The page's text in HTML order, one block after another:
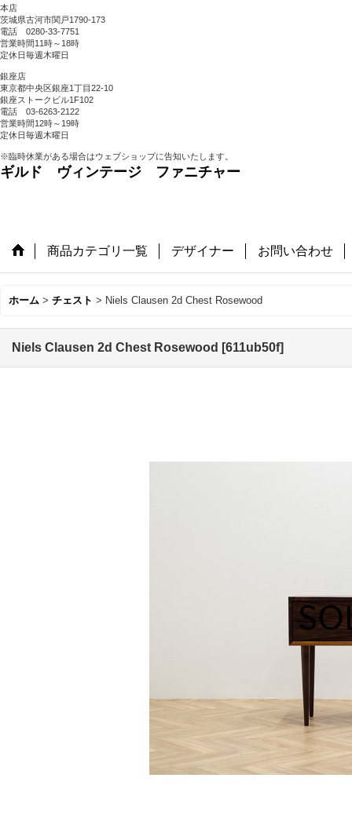
本店
茨城県古河市関戸1790-173
電話 0280-33-7751
営業時間11時～18時
定休日毎週木曜日
銀座店
東京都中央区銀座1丁目22-10
銀座ストークビル1F102
電話 03-6263-2122
営業時間12時～19時
定休日毎週木曜日
※臨時休業がある場合はウェブショップに告知いたします。
ギルド ヴィンテージ ファニチャー
商品カテゴリ一覧 デザイナー お問い合わせ
ホーム > チェスト > Niels Clausen 2d Chest Rosewood
Niels Clausen 2d Chest Rosewood [611ub50f]